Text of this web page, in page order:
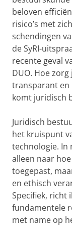
beloven
risico’s met
schendingen
de SyRI-
recente geval
DUO. Hoe
transparant en
komt juridisch
Juridisch
het kruispunt
technologie. In
alleen naar
toegepast,
en ethisch
Specifiek, richt
fundamentele
met name op